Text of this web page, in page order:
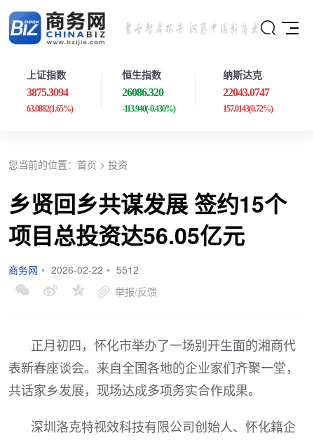
上证指数
3875.3094
63.0882(1.65%)
恒生指数
26086.320
-113.940(-0.430%)
纳斯达克
22043.0747
157.0143(0.72%)
您当前的位置： 首页 > 投资
乡贤回乡共谋发展 签约15个
项目总投资达56.05亿元
商务网 • 2026-02-22 • 5512
举报/反馈
正月初四，怀化市举办了一场别开生面的湘商代
表新春座谈会。来自全国各地的企业家们齐聚一堂，
共话家乡发展，现场达成多项务实合作成果。
深圳洛克特视效科技有限公司创始人、怀化籍企